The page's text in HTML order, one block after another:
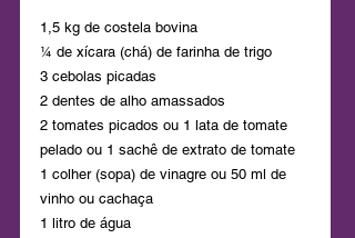
1,5 kg de costela bovina
¼ de xícara (chá) de farinha de trigo
3 cebolas picadas
2 dentes de alho amassados
2 tomates picados ou 1 lata de tomate
pelado ou 1 sachê de extrato de tomate
1 colher (sopa) de vinagre ou 50 ml de
vinho ou cachaça
1 litro de água